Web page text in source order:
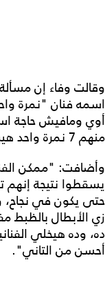
وقالت وفاء إن
اسمه فنان "نمرة
أوي ومافيش حاجة
منهم 7 نمرة واحد هيبقى الباقي فئة تانية".
وأضافت: "ممكن
يسقطوا نتيجة
حتى يكون في نجاح،
زي الأبطال
ده، وده هيخلي
أحسن من التاني".